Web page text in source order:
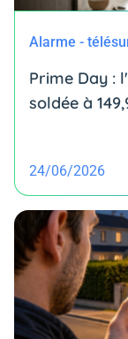
Alarme -
Prime Day :
soldée à
24/06/2026